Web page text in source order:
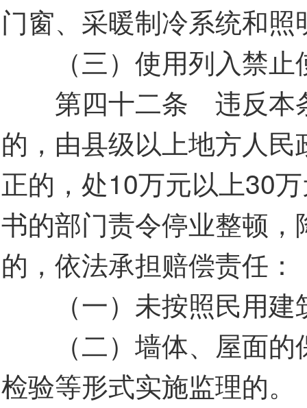
门窗、采暖制冷系统和照
（三）使用列入禁止
第四十二条 违反本条
的，由县级以上地方人
正的，处10万元以上30
书的部门责令停业整顿
的，依法承担赔偿责任：
（一）未按照民用建
（二）墙体、屋面的
检验等形式实施监理的。